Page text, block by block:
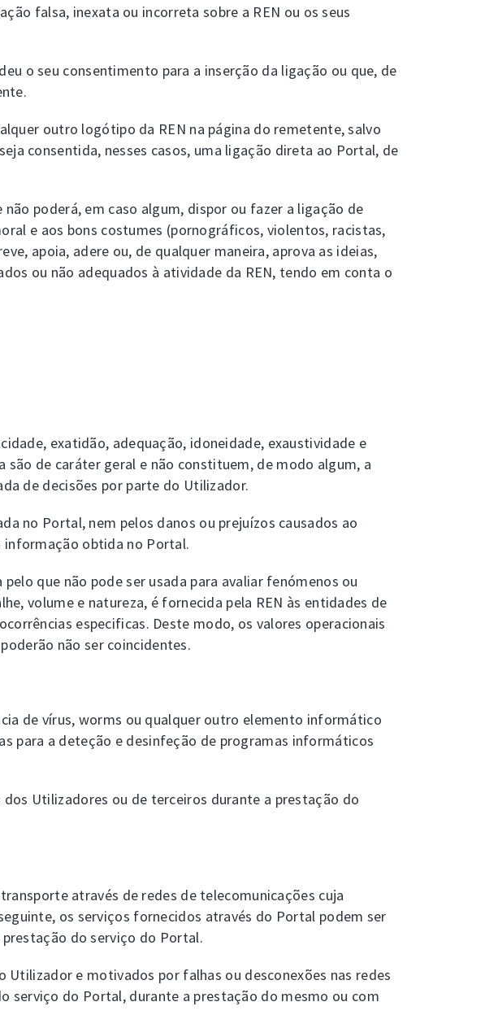
falsa, inexata ou incorreta sobre a REN ou os seus
o seu consentimento para a inserção da ligação ou que, de
outro logótipo da REN na página do remetente, salvo
consentida, nesses casos, uma ligação direta ao Portal, de
poderá, em caso algum, dispor ou fazer a ligação de
e aos bons costumes (pornográficos, violentos, racistas,
apoia, adere ou, de qualquer maneira, aprova as ideias,
ou não adequados à atividade da REN, tendo em conta o
exatidão, adequação, idoneidade, exaustividade e
de caráter geral e não constituem, de modo algum, a
de decisões por parte do Utilizador.
no Portal, nem pelos danos ou prejuízos causados ao
informação obtida no Portal.
que não pode ser usada para avaliar fenómenos ou
volume e natureza, é fornecida pela REN às entidades de
especificas. Deste modo, os valores operacionais
não ser coincidentes.
de vírus, worms ou qualquer outro elemento informático
para a deteção e desinfeção de programas informáticos
Utilizadores ou de terceiros durante a prestação do
através de redes de telecomunicações cuja
os serviços fornecidos através do Portal podem ser
do serviço do Portal.
Utilizador e motivados por falhas ou desconexões nas redes
serviço do Portal, durante a prestação do mesmo ou com